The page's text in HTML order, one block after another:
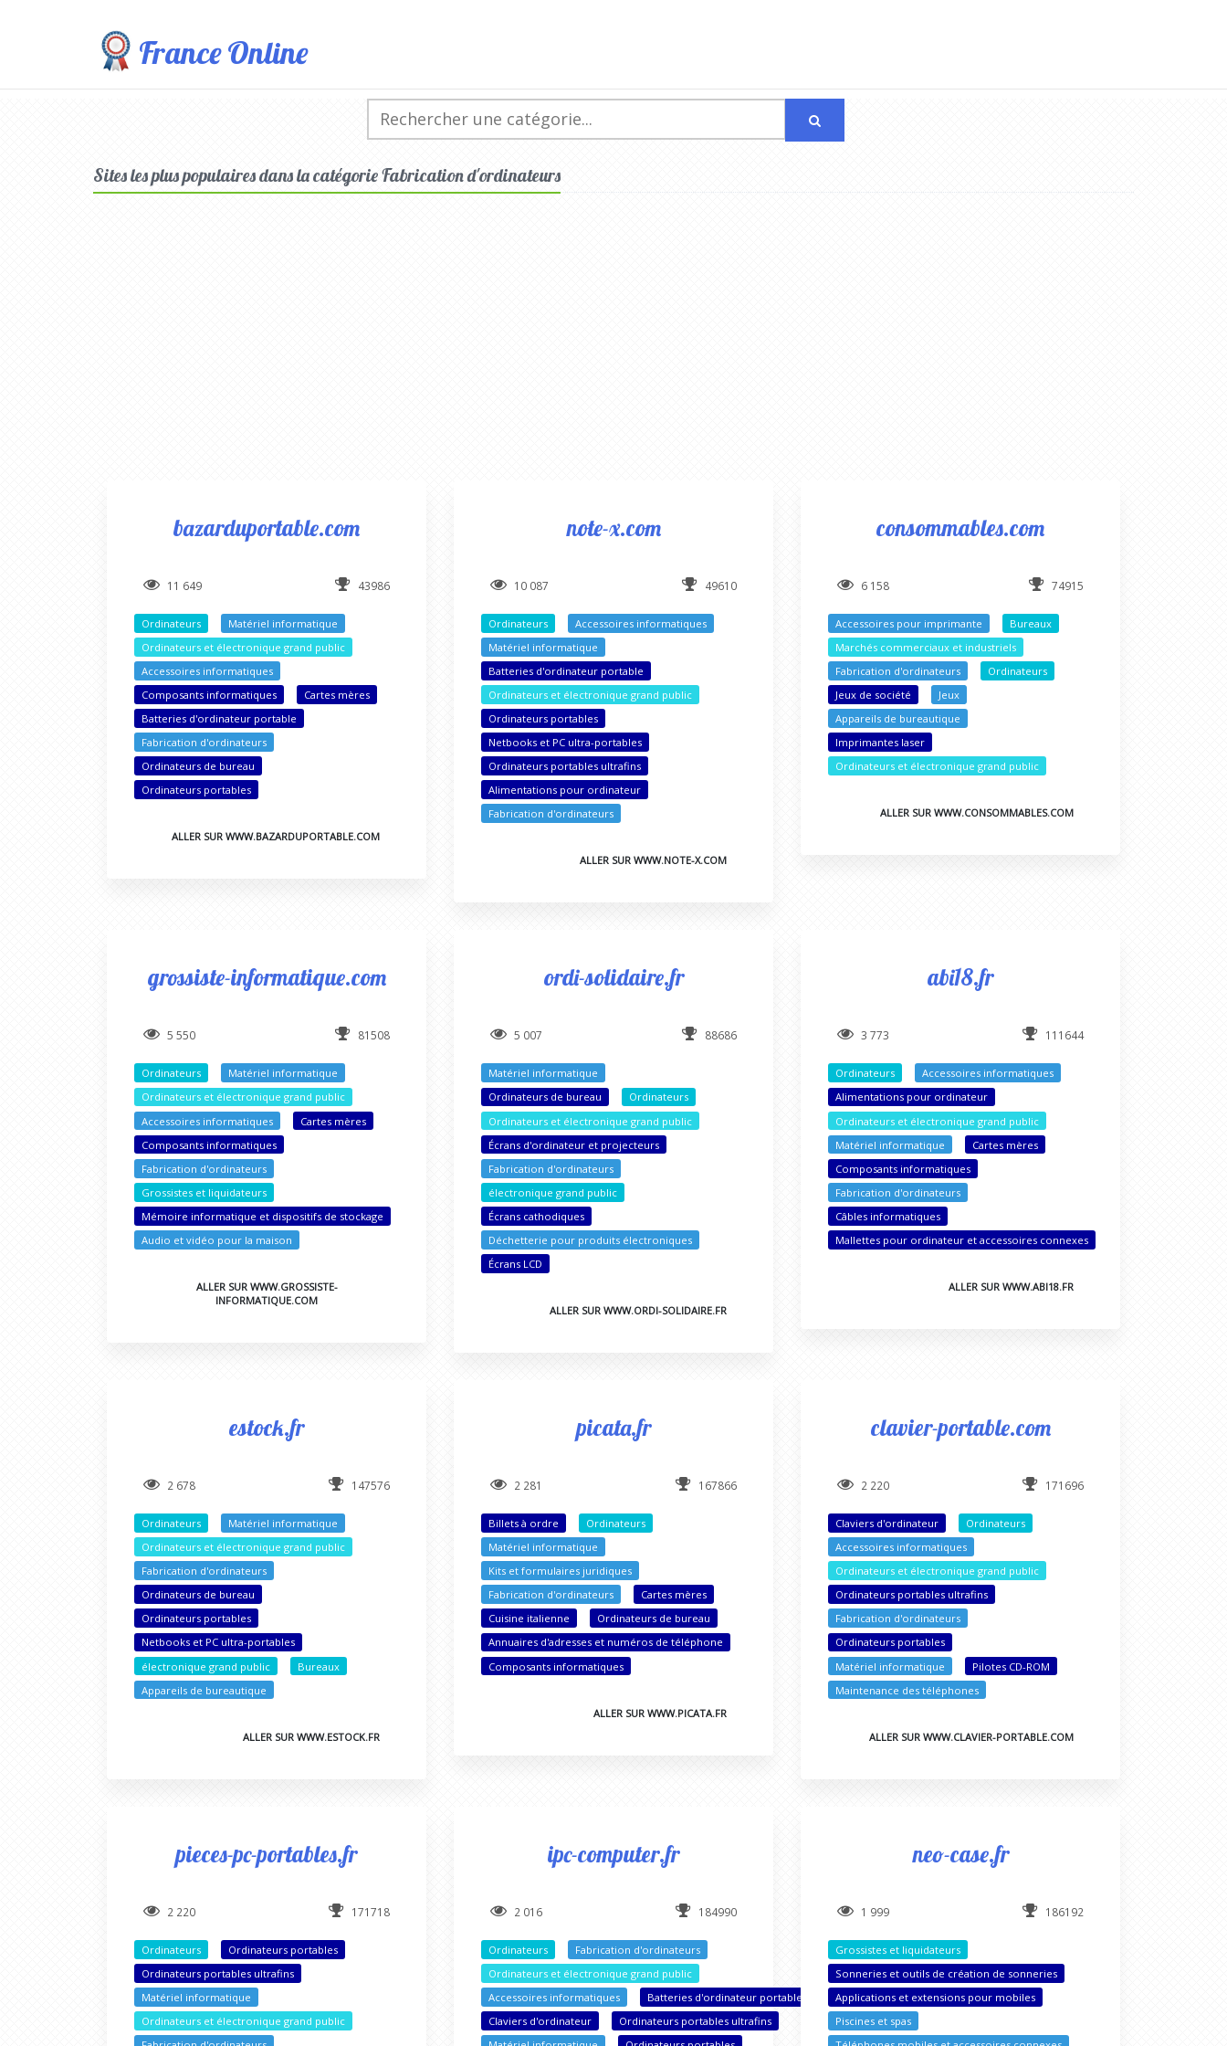
France Online
Sites les plus populaires dans la catégorie Fabrication d'ordinateurs
bazarduportable.com
11 649 43986
Ordinateurs
Matériel informatique
Ordinateurs et électronique grand public
Accessoires informatiques
Composants informatiques
Cartes mères
Batteries d'ordinateur portable
Fabrication d'ordinateurs
Ordinateurs de bureau
Ordinateurs portables
ALLER SUR WWW.BAZARDUPORTABLE.COM
note-x.com
10 087 49610
Ordinateurs
Accessoires informatiques
Matériel informatique
Batteries d'ordinateur portable
Ordinateurs et électronique grand public
Ordinateurs portables
Netbooks et PC ultra-portables
Ordinateurs portables ultrafins
Alimentations pour ordinateur
Fabrication d'ordinateurs
ALLER SUR WWW.NOTE-X.COM
consommables.com
6 158 74915
Accessoires pour imprimante
Bureaux
Marchés commerciaux et industriels
Fabrication d'ordinateurs
Ordinateurs
Jeux de société
Jeux
Appareils de bureautique
Imprimantes laser
Ordinateurs et électronique grand public
ALLER SUR WWW.CONSOMMABLES.COM
grossiste-informatique.com
5 550 81508
Ordinateurs
Matériel informatique
Ordinateurs et électronique grand public
Accessoires informatiques
Cartes mères
Composants informatiques
Fabrication d'ordinateurs
Grossistes et liquidateurs
Mémoire informatique et dispositifs de stockage
Audio et vidéo pour la maison
ALLER SUR WWW.GROSSISTE-
INFORMATIQUE.COM
ordi-solidaire.fr
5 007 88686
Matériel informatique
Ordinateurs de bureau
Ordinateurs
Ordinateurs et électronique grand public
Écrans d'ordinateur et projecteurs
Fabrication d'ordinateurs
électronique grand public
Écrans cathodiques
Déchetterie pour produits électroniques
Écrans LCD
ALLER SUR WWW.ORDI-SOLIDAIRE.FR
abi18.fr
3 773 111644
Ordinateurs
Accessoires informatiques
Alimentations pour ordinateur
Ordinateurs et électronique grand public
Matériel informatique
Cartes mères
Composants informatiques
Fabrication d'ordinateurs
Câbles informatiques
Mallettes pour ordinateur et accessoires connexes
ALLER SUR WWW.ABI18.FR
estock.fr
2 678 147576
Ordinateurs
Matériel informatique
Ordinateurs et électronique grand public
Fabrication d'ordinateurs
Ordinateurs de bureau
Ordinateurs portables
Netbooks et PC ultra-portables
électronique grand public
Bureaux
Appareils de bureautique
ALLER SUR WWW.ESTOCK.FR
picata.fr
2 281 167866
Billets à ordre
Ordinateurs
Matériel informatique
Kits et formulaires juridiques
Fabrication d'ordinateurs
Cartes mères
Cuisine italienne
Ordinateurs de bureau
Annuaires d'adresses et numéros de téléphone
Composants informatiques
ALLER SUR WWW.PICATA.FR
clavier-portable.com
2 220 171696
Claviers d'ordinateur
Ordinateurs
Accessoires informatiques
Ordinateurs et électronique grand public
Ordinateurs portables ultrafins
Fabrication d'ordinateurs
Ordinateurs portables
Matériel informatique
Pilotes CD-ROM
Maintenance des téléphones
ALLER SUR WWW.CLAVIER-PORTABLE.COM
pieces-pc-portables.fr
2 220 171718
Ordinateurs
Ordinateurs portables
Ordinateurs portables ultrafins
Matériel informatique
Ordinateurs et électronique grand public
ipc-computer.fr
2 016 184990
Ordinateurs
Fabrication d'ordinateurs
Ordinateurs et électronique grand public
Accessoires informatiques
Batteries d'ordinateur portable
Claviers d'ordinateur
Ordinateurs portables ultrafins
neo-case.fr
1 999 186192
Grossistes et liquidateurs
Sonneries et outils de création de sonneries
Applications et extensions pour mobiles
Piscines et spas